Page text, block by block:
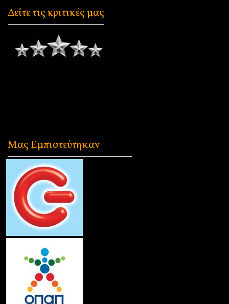
Δείτε τις κριτικές μας
Μας Εμπιστεύτηκαν